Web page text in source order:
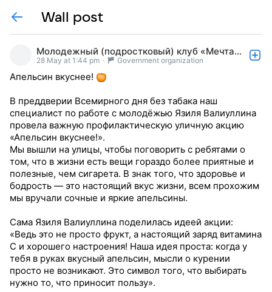
Wall post
Молодежный (подростковый) клуб «Мечта» г.Мамадыш
28 May at 1:44 pm · Government organization
Апельсин вкуснее!
В преддверии Всемирного дня без табака наш
специалист по работе с молодёжью Язиля Валиуллина
провела важную профилактическую уличную акцию
«Апельсин вкуснее!».
Мы вышли на улицы, чтобы поговорить с ребятами о
том, что в жизни есть вещи гораздо более приятные и
полезные, чем сигарета. В знак того, что здоровье и
бодрость — это настоящий вкус жизни, всем прохожим
мы вручали сочные и яркие апельсины.
Сама Язиля Валиуллина поделилась идеей акции:
«Ведь это не просто фрукт, а настоящий заряд витамина
С и хорошего настроения! Наша идея проста: когда у
тебя в руках вкусный апельсин, мысли о курении
просто не возникают. Это символ того, что выбирать
нужно то, что приносит пользу».